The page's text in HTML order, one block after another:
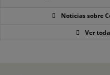
Noticias sobre
Ver